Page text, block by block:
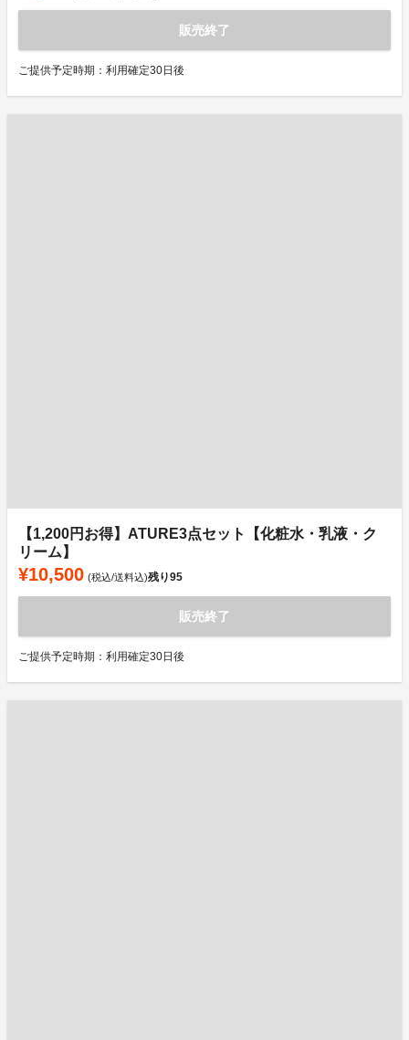
販売終了
ご提供予定時期：利用確定30日後
【1,200円お得】ATURE3点セット【化粧水・乳液・ク
リーム】
¥10,500 (税込/送料込)残り95
販売終了
ご提供予定時期：利用確定30日後